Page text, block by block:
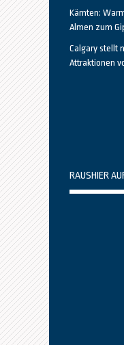
Kärnten:
Almen zum
Calgary stellt
Attraktionen
RAUSHIER